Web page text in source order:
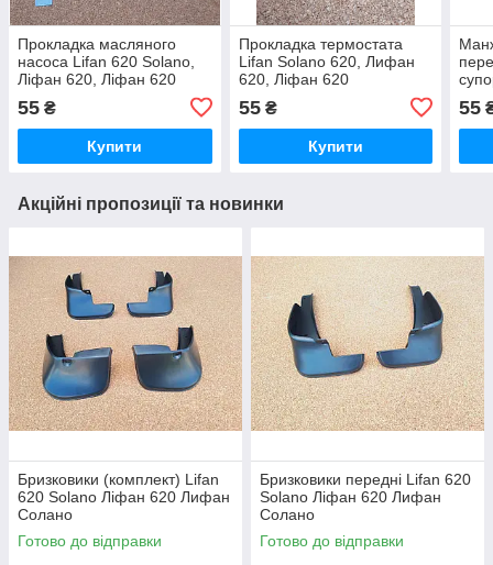
Прокладка масляного
насоса Lifan 620 Solano,
Ліфан 620, Ліфан 620
55 ₴
Купити
Прокладка термостата
Lifan Solano 620, Лифан
620, Ліфан 620
55₴
Купити
55
Акційні пропозиції та новинки
Бризковики (комплект) Lifan
620 Solano Ліфан 620 Лифан
Солано
Готово до відправки
Бризковики передні Lifan 620
Solano Ліфан 620 Лифан
Солано
Готово до відправки